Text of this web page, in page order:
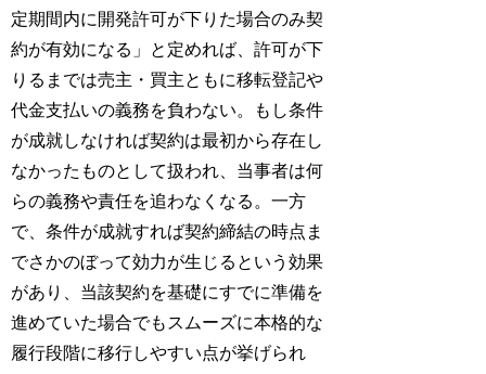
定期間内に開発許可が下りた場合のみ契
約が有効になる」と定めれば、許可が下
りるまでは売主・買主ともに移転登記や
代金支払いの義務を負わない。もし条件
が成就しなければ契約は最初から存在し
なかったものとして扱われ、当事者は何
らの義務や責任を追わなくなる。一方
で、条件が成就すれば契約締結の時点ま
でさかのぼって効力が生じるという効果
があり、当該契約を基礎にすでに準備を
進めていた場合でもスムーズに本格的な
履行段階に移行しやすい点が挙げられ